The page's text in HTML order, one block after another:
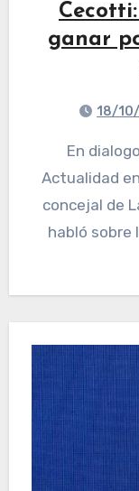
ganar
18/
En dialogo con Exequiel Rodriguez por
Actualidad
concejal de
habló sobre